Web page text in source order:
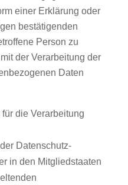
einer Erklärung oder
bestätigenden
Person zu
der Verarbeitung der
Daten
die Verarbeitung
Datenschutz-
in den Mitgliedstaaten